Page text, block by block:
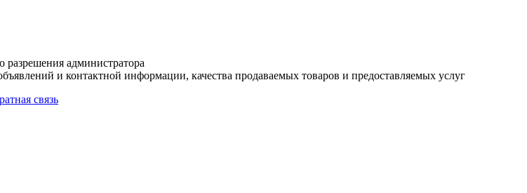
разрешения администратора
и контактной информации, качества продаваемых товаров и предоставляемых услуг
связь